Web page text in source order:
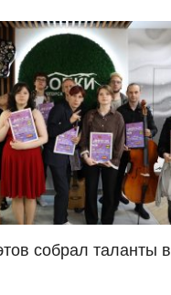
собрал таланты в